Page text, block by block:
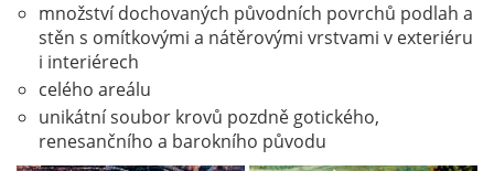
množství dochovaných původních povrchů podlah a
stěn s omítkovými a nátěrovými vrstvami v exteriéru
i interiérech
celého areálu
unikátní soubor krovů pozdně gotického,
renesančního a barokního původu